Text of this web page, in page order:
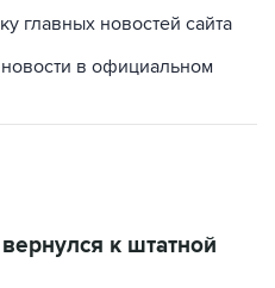
главных новостей сайта
в официальном
к штатной